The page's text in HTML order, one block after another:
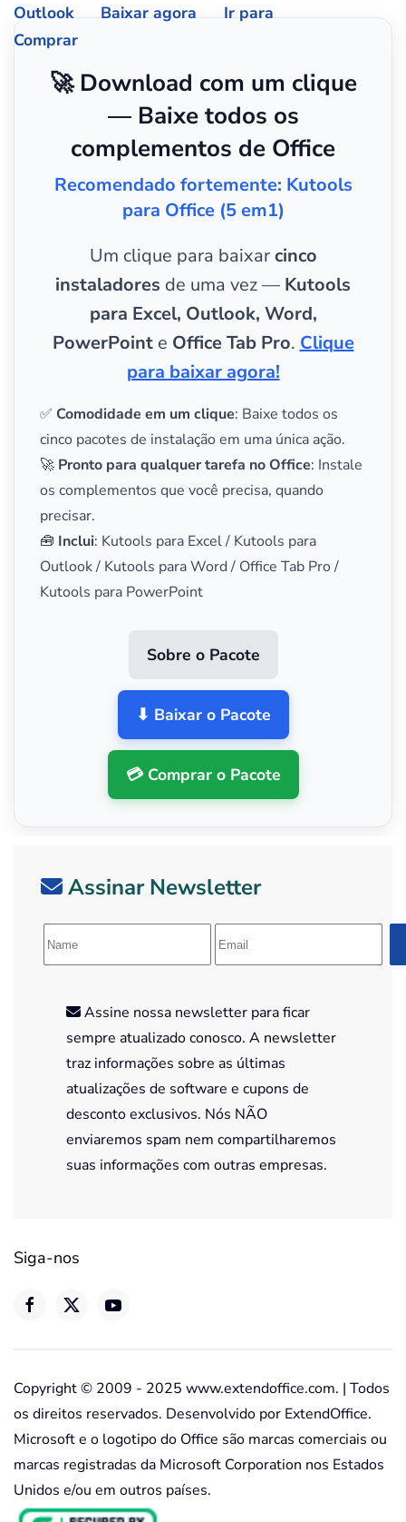
Outlook
Baixar agora
Ir para
Comprar
🚀 Download com um clique
— Baixe todos os
complementos de Office
Recomendado fortemente: Kutools
para Office (5 em1)
Um clique para baixarcinco
instaladores de uma vez — Kutools
para Excel, Outlook, Word,
PowerPointe Office Tab Pro. Clique
para baixar agora!
✅ Comodidade em um clique: Baixe todos os
cinco pacotes de instalação em uma única ação.
🚀 Pronto para qualquer tarefa no Office: Instale
os complementos que você precisa, quando
precisar.
🧰 Inclui: Kutools para Excel / Kutools para
Outlook / Kutools para Word / Office Tab Pro /
Kutools para PowerPoint
Sobre o Pacote
⬇ Baixar o Pacote
💳 Comprar o Pacote
Assinar Newsletter
Assine nossa newsletter para ficar
sempre atualizado conosco. A newsletter
traz informações sobre as últimas
atualizações de software e cupons de
desconto exclusivos. Nós NÃO
enviaremos spam nem compartilharemos
suas informações com outras empresas.
Siga-nos
Copyright © 2009 - 2025 www.extendoffice.com. | Todos
os direitos reservados. Desenvolvido por ExtendOffice.
Microsoft e o logotipo do Office são marcas comerciais ou
marcas registradas da Microsoft Corporation nos Estados
Unidos e/ou em outros países.